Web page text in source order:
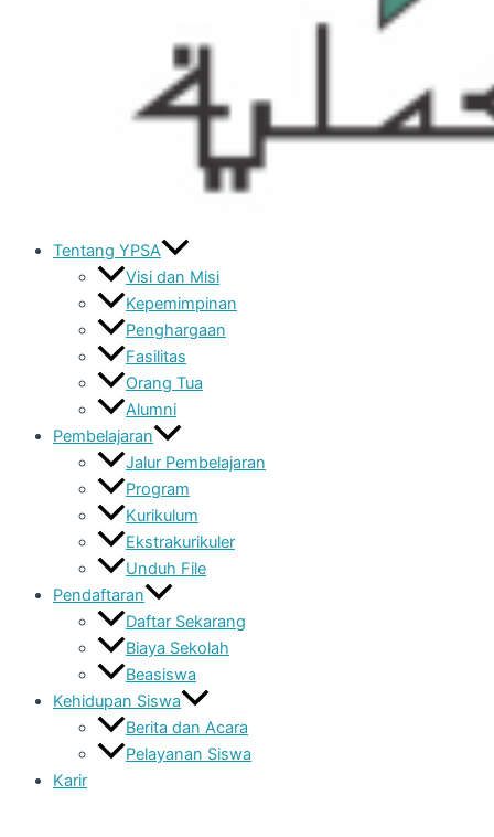
Tentang YPSA
Visi dan Misi
Kepemimpinan
Penghargaan
Fasilitas
Orang Tua
Alumni
Pembelajaran
Jalur Pembelajaran
Program
Kurikulum
Ekstrakurikuler
Unduh File
Pendaftaran
Daftar Sekarang
Biaya Sekolah
Beasiswa
Kehidupan Siswa
Berita dan Acara
Pelayanan Siswa
Karir